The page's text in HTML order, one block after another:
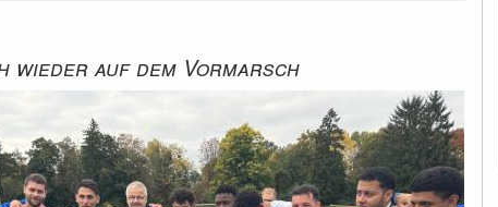
-->
wieder auf dem Vormarsch